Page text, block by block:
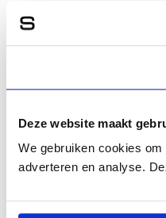
Deze website maakt
We gebruiken cookies
adverteren en analyse.